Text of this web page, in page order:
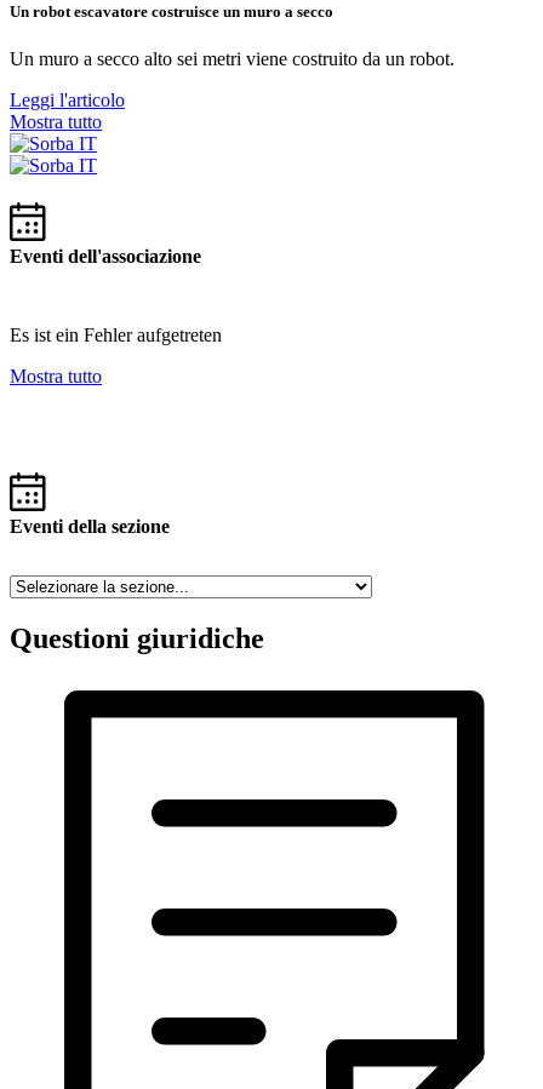
Un robot escavatore costruisce un muro a secco
Un muro a secco alto sei metri viene costruito da un robot.
Leggi l'articolo
Mostra tutto
Eventi dell'associazione
Es ist ein Fehler aufgetreten
Mostra tutto
Eventi della sezione
Questioni giuridiche